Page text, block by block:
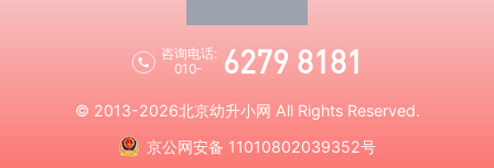
咨询电话:
010-
6279 8181
© 2013-2026北京幼升小网 All Rights Reserved.
京公网安备 11010802039352号